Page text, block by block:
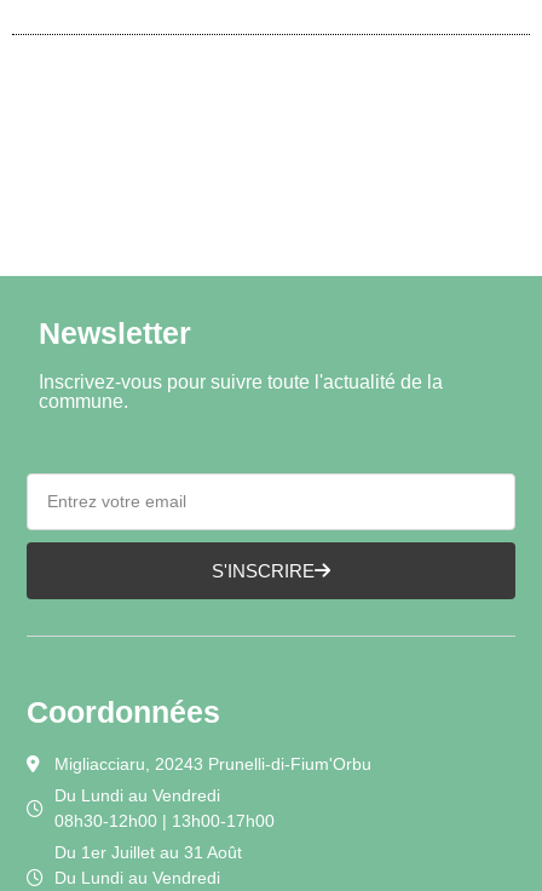
Newsletter
Inscrivez-vous pour suivre toute l'actualité de la
commune.
S'INSCRIRE
Coordonnées
Migliacciaru, 20243 Prunelli-di-Fium'Orbu
Du Lundi au Vendredi
08h30-12h00 | 13h00-17h00
Du 1er Juillet au 31 Août
Du Lundi au Vendredi